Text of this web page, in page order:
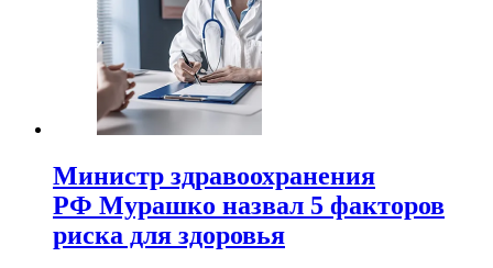
Министр здравоохранения
РФ Мурашко назвал 5 факторов
риска для здоровья